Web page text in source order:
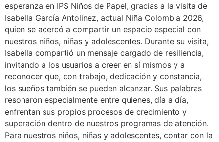
esperanza en IPS Niños de Papel, gracias a la visita de
Isabella García Antolinez, actual Niña Colombia 2026,
quien se acercó a compartir un espacio especial con
nuestros niños, niñas y adolescentes. Durante su visita,
Isabella compartió un mensaje cargado de resiliencia,
invitando a los usuarios a creer en sí mismos y a
reconocer que, con trabajo, dedicación y constancia,
los sueños también se pueden alcanzar. Sus palabras
resonaron especialmente entre quienes, día a día,
enfrentan sus propios procesos de crecimiento y
superación dentro de nuestros programas de atención.
Para nuestros niños, niñas y adolescentes, contar con la